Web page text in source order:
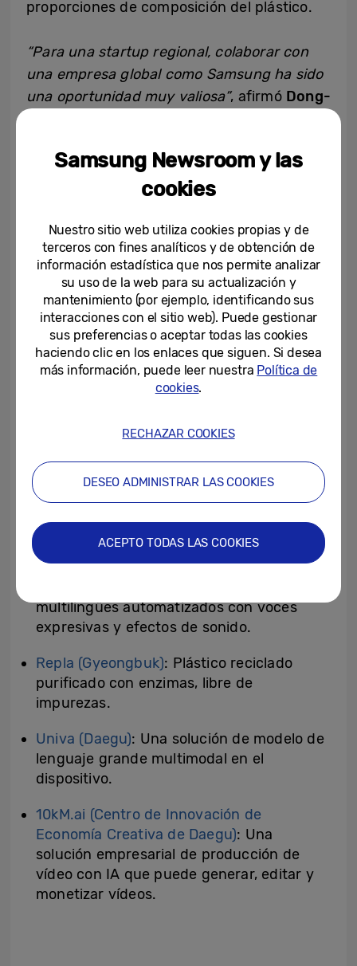
proporciones de composición del plástico.
“Para una startup regional, colaborar con
una empresa global como Samsung ha sido
una oportunidad muy valiosa”, afirmó Dong-
CES ofrece una plataforma importante para
explorar oportunidades en el mercado
Las siete startups regionales participantes
en C-Lab son las siguientes:
Stress Solution (Gyeongbuk): solución de
creación de sonidos personalizados para el
cuidado mental basada en IA.
digitales basada en IA y adaptada a cada
Elevenliter (Daegu):diagnóstico basado en
mascotas.
AunionAI (Gwangju): solución web basada
multilingües automatizados con voces
expresivas y efectos de sonido.
Repla (Gyeongbuk): Plástico reciclado
purificado con enzimas, libre de
impurezas.
Univa (Daegu): Una solución de modelo de
lenguaje grande multimodal en el
dispositivo.
10kM.ai (Centro de Innovación de
Economía Creativa de Daegu): Una
solución empresarial de producción de
vídeo con IA que puede generar, editar y
monetizar vídeos.
Samsung Newsroom y las
cookies
Nuestro sitio web utiliza cookies propias y de
terceros con fines analíticos y de obtención de
información estadística que nos permite analizar
su uso de la web para su actualización y
mantenimiento (por ejemplo, identificando sus
interacciones con el sitio web). Puede gestionar
sus preferencias o aceptar todas las cookies
haciendo clic en los enlaces que siguen. Si desea
más información, puede leer nuestra Política de
cookies.
RECHAZAR COOKIES
DESEO ADMINISTRAR LAS COOKIES
ACEPTO TODAS LAS COOKIES